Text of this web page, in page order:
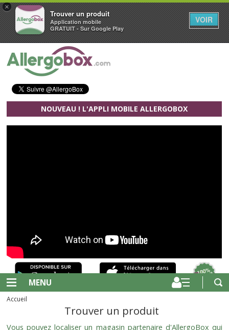
×
Trouver un produit
Application mobile
GRATUIT - Sur Google Play
VOIR
Aller au contenu principal
NOUVEAU ! L'APPLI MOBILE ALLERGOBOX
MENU
Accueil
Trouver un produit
Vous pouvez localiser un magasin partenaire d'AllergoBox qui